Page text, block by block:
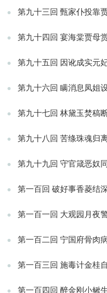
第九十三回 甄家仆投靠
第九十四回 宴海棠贾母
第九十五回 因讹成实元
第九十六回 瞒消息凤姐
第九十七回 林黛玉焚稿
第九十八回 苦绦珠魂归
第九十九回 守官箴恶奴
第一百回 破好事香菱结
第一百一回 大观园月夜
第一百二回 宁国府骨肉
第一百三回 施毒计金桂
第一百四回 醉金刚小鳅